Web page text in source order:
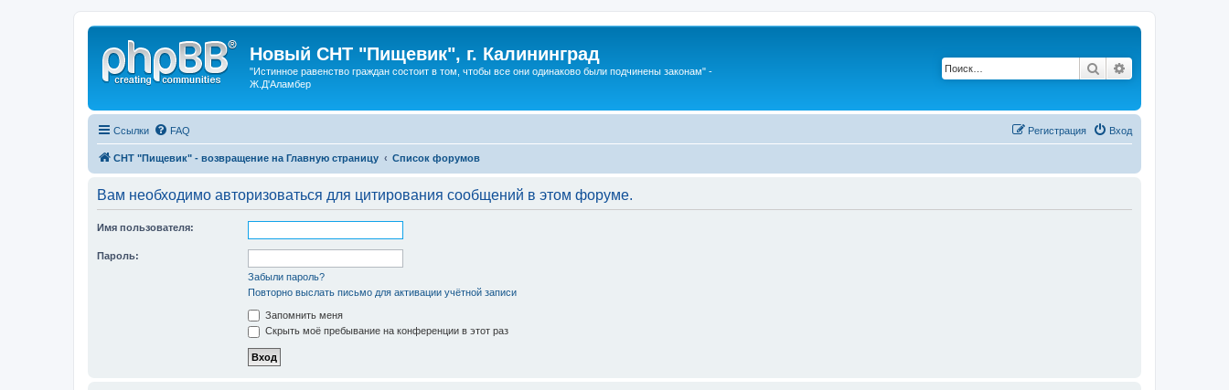
Новый СНТ "Пищевик", г. Калининград
"Истинное равенство граждан состоит в том, чтобы все они одинаково были подчинены законам" -
Ж.Д'Аламбер
Поиск
Ссылки FAQ Вход
Регистрация
СНТ "Пищевик" - возвращение на Главную страницу Список форумов
Вам необходимо авторизоваться для цитирования сообщений в этом форуме.
Имя пользователя:
Пароль:
Забыли пароль?
Повторно выслать письмо для активации учётной записи
Запомнить меня
Скрыть моё пребывание на конференции в этот раз